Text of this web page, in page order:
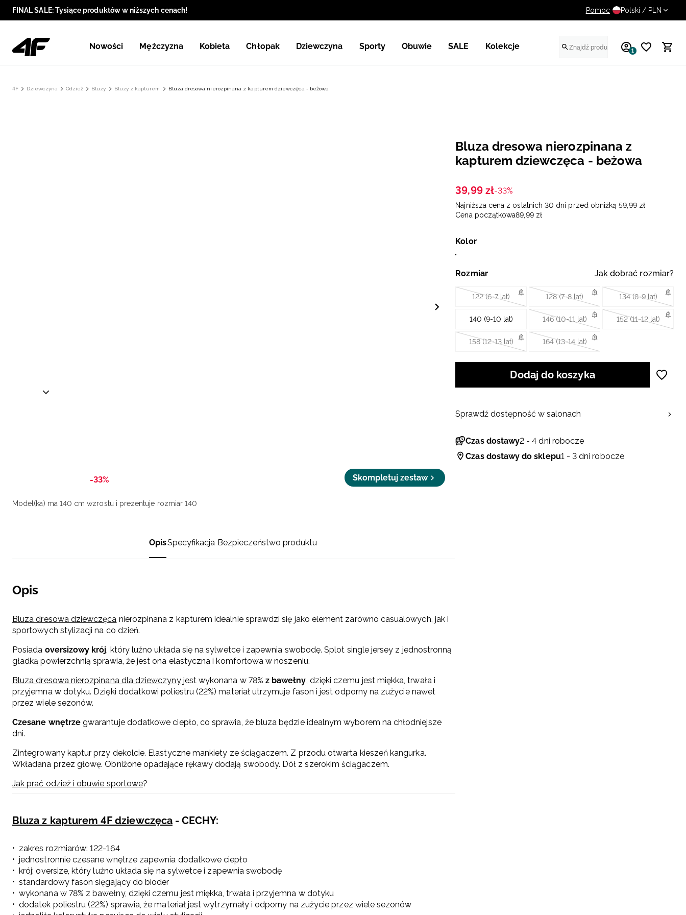
FINAL SALE: Tysiące produktów w niższych cenach! UWAGA NA FAŁSZYWE
Pomoc Polski / PLN
Nowości Mężczyzna Kobieta Chłopak Dziewczyna Sporty Obuwie SALE Kolekcje 1
4F Dziewczyna Odzież Bluzy Bluzy z kapturem Bluza dresowa nierozpinana z kapturem dziewczęca - beżowa
-33% Skompletuj zestaw
Model(ka) ma 140 cm wzrostu i prezentuje rozmiar 140
OpisSpecyfikacja Bezpieczeństwo produktu
Opis
Bluza dresowa dziewczęca nierozpinana z kapturem idealnie sprawdzi się jako element zarówno casualowych, jak i
sportowych stylizacji na co dzień.
Posiada oversizowy krój, który luźno układa się na sylwetce i zapewnia swobodę. Splot single jersey z jednostronną
gładką powierzchnią sprawia, że jest ona elastyczna i komfortowa w noszeniu.
Bluza dresowa nierozpinana dla dziewczynyjest wykonana w 78% z bawełny, dzięki czemu jest miękka, trwała i
przyjemna w dotyku. Dzięki dodatkowi poliestru (22%) materiał utrzymuje fason i jest odporny na zużycie nawet
przez wiele sezonów.
Czesane wnętrzegwarantuje dodatkowe ciepło, co sprawia, że bluza będzie idealnym wyborem na chłodniejsze
dni.
Zintegrowany kaptur przy dekolcie. Elastyczne mankiety ze ściągaczem. Z przodu otwarta kieszeń kangurka.
Wkładana przez głowę. Obniżone opadające rękawy dodają swobody. Dół z szerokim ściągaczem.
Jak prać odzież i obuwie sportowe?
Bluza z kapturem 4F dziewczęca- CECHY:
zakres rozmiarów: 122-164
jednostronnie czesane wnętrze zapewnia dodatkowe ciepło
krój: oversize, który luźno układa się na sylwetce i zapewnia swobodę
standardowy fason sięgający do bioder
wykonana w 78% z bawełny, dzięki czemu jest miękka, trwała i przyjemna w dotyku
dodatek poliestru (22%) sprawia, że materiał jest wytrzymały i odporny na zużycie przez wiele sezonów
Bluza dresowa nierozpinana z
kapturem dziewczęca - beżowa
39,99 zł-33%
Najniższa cena z ostatnich 30 dni przed obniżką 59 99 zł
Cena początkowa89 99 zł
Kolor
Rozmiar Jak dobrać rozmiar?
122 (6-7 lat) 128 (7-8 lat) 134 (8-9 lat)
140 (9-10 lat) 146 (10-11 lat) 152 (11-12 lat)
158 (12-13 lat) 164 (13-14 lat)
Dodaj do koszyka
Czas dostawy2 - 4 dni robocze
Czas dostawy do sklepu1 - 3 dni robocze
Sprawdź dostępność w salonach